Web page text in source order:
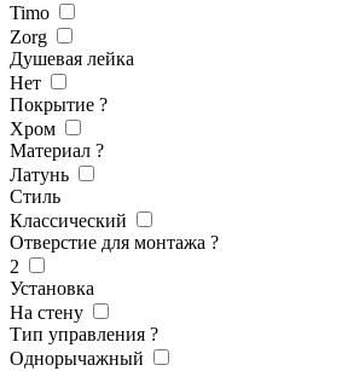
Timo
Zorg
Душевая лейка
Нет
Покрытие ?
Хром
Материал ?
Латунь
Стиль
Классический
Отверстие для монтажа ?
2
Установка
На стену
Тип управления ?
Однорычажный